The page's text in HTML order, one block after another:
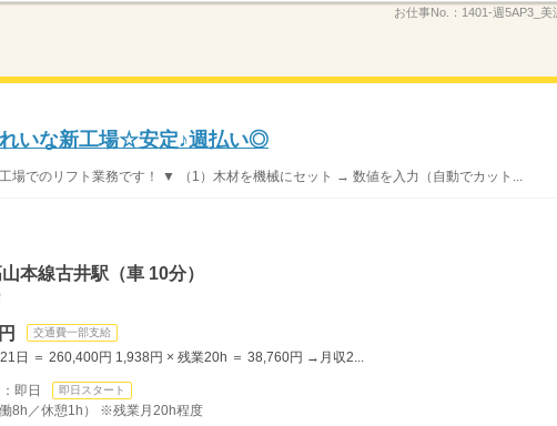
お仕事No.： 1401-週5AP3_美
いな新工場☆安定♪週払い◎
場でのリフト業務です！ ▼ （1）木材を機械にセット → 数値を入力（自動でカット...
本線古井駅（車 10分）
交通費一部支給
21日 ＝ 260,400円 1,938円 × 残業20h ＝ 38,760円 →月収2...
即日 即日スタート
8h／休憩1h） ※残業月20h程度